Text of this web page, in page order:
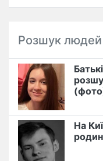
Розшук людей
На